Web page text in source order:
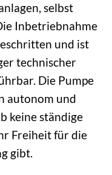
selbst
Inbetriebnahme
und ist
technischer
Die Pumpe
autonom und
keine ständige
Freiheit für die
gibt.